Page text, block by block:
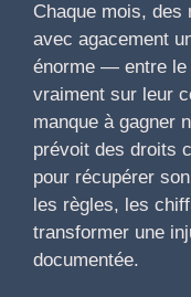
Chaque mois, des
avec agacement
énorme — entre le
vraiment sur leur
manque à gagner
prévoit des droits
pour récupérer
les règles, les
transformer une
documentée.